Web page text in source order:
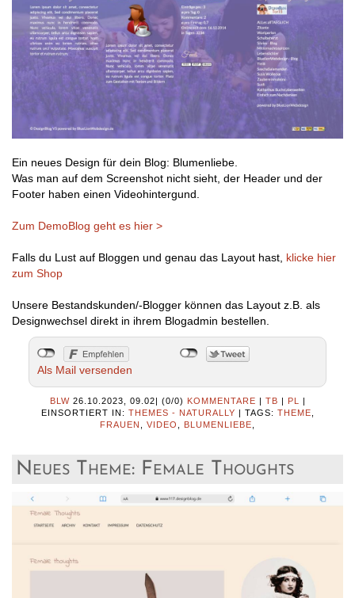
Ein neues Design für dein Blog: Blumenliebe.
Was man auf dem Screenshot nicht sieht, der Header und der
Footer haben einen Videohintergund.
Zum DemoBlog geht es hier >
Falls du Lust auf Bloggen und genau das Layout hast, klicke hier
zum Shop
Unsere Bestandskunden/-Blogger können das Layout z.B. als
Designwechsel direkt in ihrem Blogadmin bestellen.
Als Mail versenden
BLW 26.10.2023, 09.02| (0/0) KOMMENTARE | TB | PL
|
EINSORTIERT IN: THEMES - NATURALLY | TAGS: THEME
FRAUEN
VIDEO BLUMENLIEBE
Neues Theme: Female Thoughts